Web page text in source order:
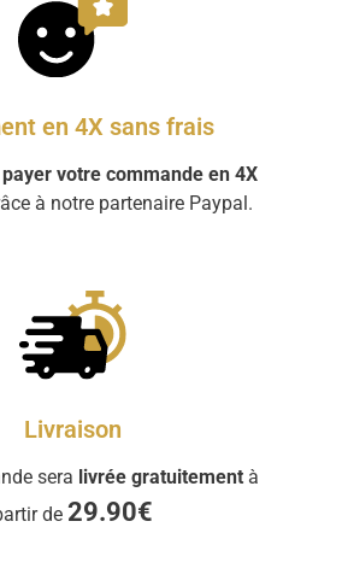
en 4X sans frais
payer votre commande en 4X
à notre partenaire Paypal.
Livraison
sera livrée gratuitement à
de 29.90€